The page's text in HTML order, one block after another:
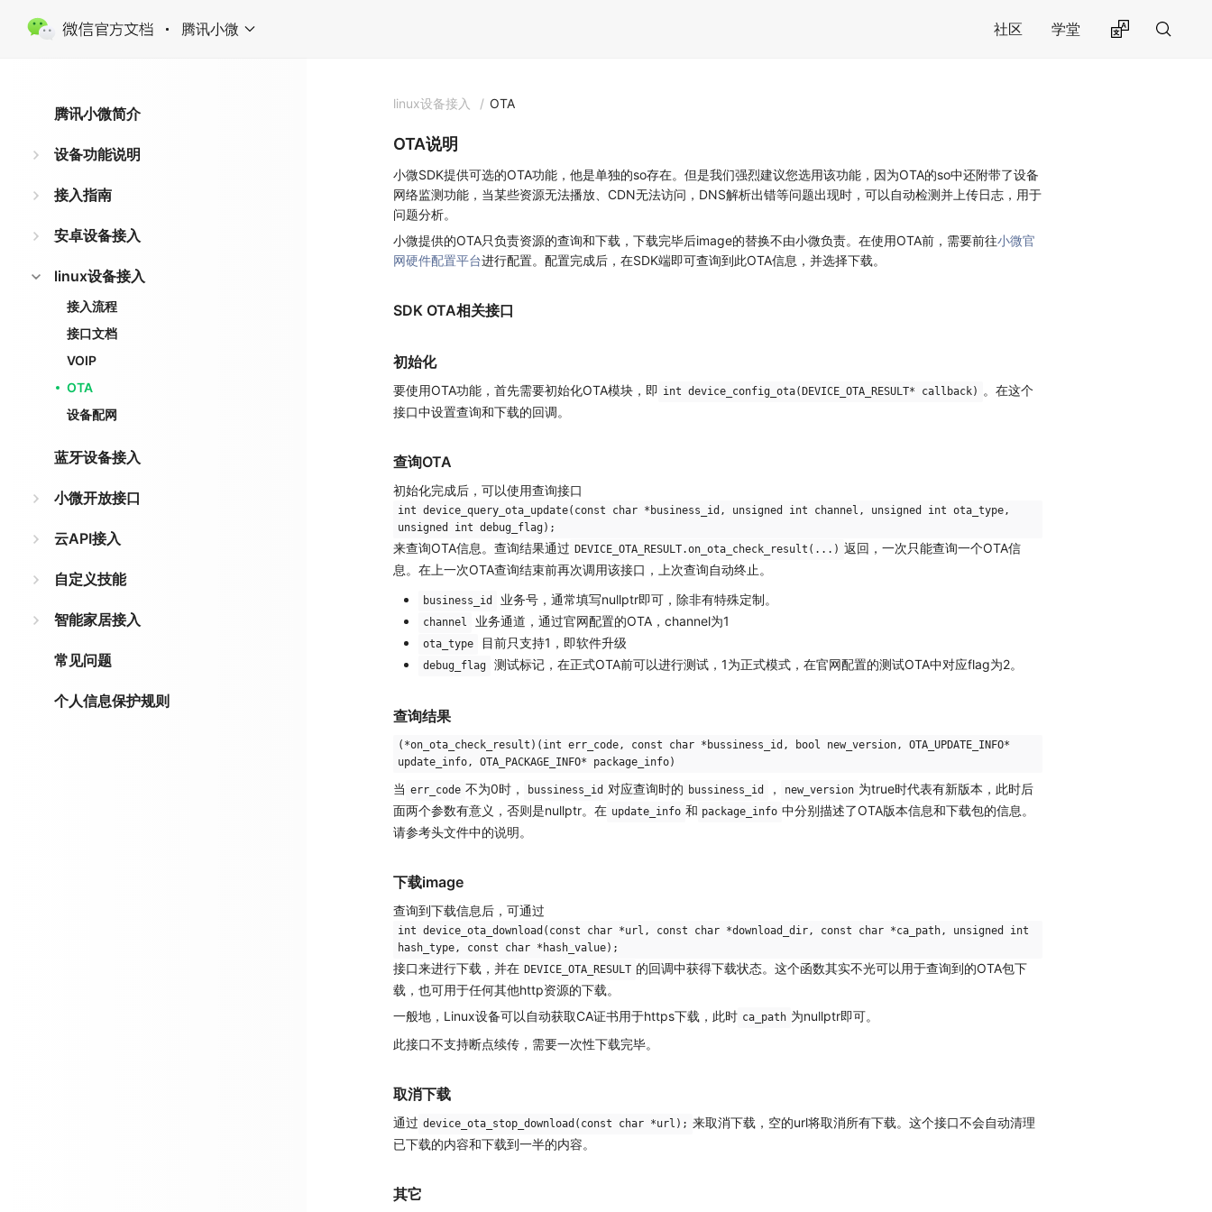
腾讯小微 社区 学堂
腾讯小微简介
设备功能说明
接入指南
安卓设备接入
linux设备接入
接入流程
接口文档
VOIP
OTA
设备配网
蓝牙设备接入
小微开放接口
云API接入
自定义技能
智能家居接入
常见问题
个人信息保护规则
linux设备接入 / OTA
OTA说明
小微SDK提供可选的OTA功能，他是单独的so存在。但是我们强烈建议您选用该功能，因为OTA的so中还附带了设备
网络监测功能，当某些资源无法播放、CDN无法访问，DNS解析出错等问题出现时，可以自动检测并上传日志，用于
问题分析。
小微提供的OTA只负责资源的查询和下载，下载完毕后image的替换不由小微负责。在使用OTA前，需要前往小微官
网硬件配置平台进行配置。配置完成后，在SDK端即可查询到此OTA信息，并选择下载。
SDK OTA相关接口
初始化
要使用OTA功能，首先需要初始化OTA模块，即 int device_config_ota(DEVICE_OTA_RESULT* callback)
。在这个
接口中设置查询和下载的回调。
查询OTA
初始化完成后，可以使用查询接口
int device_query_ota_update(const char *business_id, unsigned int channel, unsigned int ota_type,
unsigned int debug_flag);
来查询OTA信息。查询结果通过 DEVICE_OTA_RESULT.on_ota_check_result(...) 返回，一次只能查询一个OTA信
息。在上一次OTA查询结束前再次调用该接口，上次查询自动终止。
business_id 业务号，通常填写nullptr即可，除非有特殊定制。
channel 业务通道，通过官网配置的OTA，channel为1
ota_type 目前只支持1，即软件升级
debug_flag 测试标记，在正式OTA前可以进行测试，1为正式模式，在官网配置的测试OTA中对应flag为2。
查询结果
(*on_ota_check_result)(int err_code, const char *bussiness_id, bool new_version, OTA_UPDATE_INFO*
update_info, OTA_PACKAGE_INFO* package_info)
当 err_code 不为0时， bussiness_id 对应查询时的 bussiness_id ， new_version 为true时代表有新版本，此时后
面两个参数有意义，否则是nullptr。在 update_info 和 package_info 中分别描述了OTA版本信息和下载包的信息。
请参考头文件中的说明。
下载image
查询到下载信息后，可通过
int device_ota_download(const char *url, const char *download_dir, const char *ca_path, unsigned int
hash_type, const char *hash_value);
接口来进行下载，并在 DEVICE_OTA_RESULT 的回调中获得下载状态。这个函数其实不光可以用于查询到的OTA包下
载，也可用于任何其他http资源的下载。
一般地，Linux设备可以自动获取CA证书用于https下载，此时 ca_path 为nullptr即可。
此接口不支持断点续传，需要一次性下载完毕。
取消下载
通过 device_ota_stop_download(const char *url); 来取消下载，空的url将取消所有下载。这个接口不会自动清理
已下载的内容和下载到一半的内容。
其它